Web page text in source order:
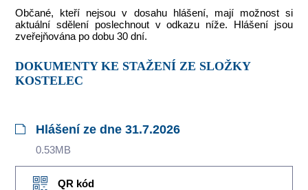
Občané, kteří nejsou v dosahu hlášení, mají možnost si
aktuální sdělení poslechnout v odkazu níže. Hlášení jsou
zveřejňována po dobu 30 dní.
DOKUMENTY KE STAŽENÍ ZE SLOŽKY
KOSTELEC
Hlášení ze dne 31.7.2026
0.53MB
QR kód